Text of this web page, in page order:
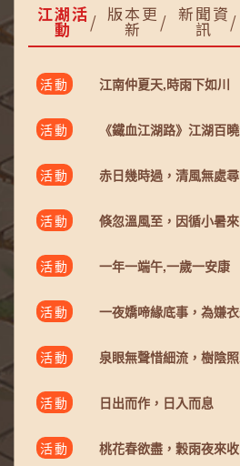
江湖活
動
版本更
新
新聞資
訊
活動 江南仲夏天,時雨下如川
活動 《鐵血江湖路》江湖百
活動 赤日幾時過，清風無處尋
活動 倏忽溫風至，因循小暑來
活動 一年一端午,一歲一安康
活動 一夜嬌啼緣底事，為嫌
活動 泉眼無聲惜細流，樹陰
活動 日出而作，日入而息
活動 桃花春欲盡，穀雨夜來收